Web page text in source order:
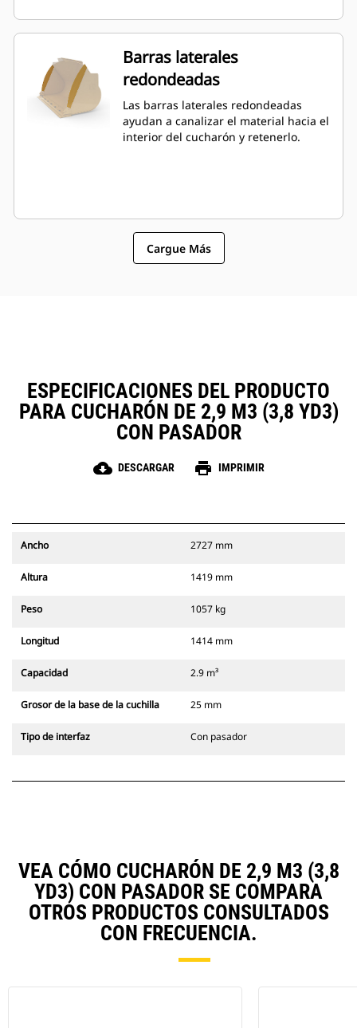
Barras laterales
redondeadas
Las barras laterales redondeadas
ayudan a canalizar el material hacia el
interior del cucharón y retenerlo.
Cargue Más
ESPECIFICACIONES DEL PRODUCTO
PARA CUCHARÓN DE 2,9 M3 (3,8 YD3)
CON PASADOR
cloud_download DESCARGAR print IMPRIMIR
Ancho 2727 mm
Altura 1419 mm
Peso 1057 kg
Longitud 1414 mm
Capacidad 2.9 m³
Grosor de la base de la cuchilla 25 mm
Tipo de interfaz Con pasador
VEA CÓMO CUCHARÓN DE 2,9 M3 (3,8
YD3) CON PASADOR SE COMPARA
OTROS PRODUCTOS CONSULTADOS
CON FRECUENCIA.